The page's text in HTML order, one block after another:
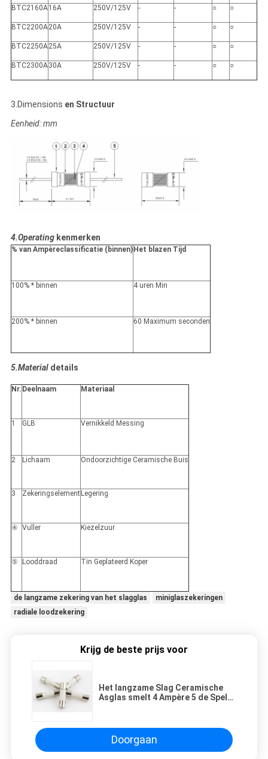
BTC2160A16A 250V/125V - - ○ ○
BTC2200A20A 250V/125V - - ○ ○
BTC2250A25A 250V/125V - - ○ ○
BTC2300A30A 250V/125V - - ○ ○
3.Dimensions en Structuur
Eenheid: mm
4.Operatingkenmerken
% van Ampèreclassificatie (binnen)Het blazen Tijd
100% * binnen 4 uren Min
200% * binnen 60 Maximum seconden
5.Materialdetails
Nr. Deelnaam Materiaal
1 GLB Vernikkeld Messing
2 Lichaam Ondoorzichtige Ceramische Buis
3 ZekeringselementLegering
④ Vuller Kiezelzuur
⑤ Looddraad Tin Geplateerd Koper
de langzame zekering van het slagglas
miniglaszekeringen
radiale loodzekering
Krijg de beste prijs voor
Het langzame Slag Ceramische
Asglas smelt 4 Ampère 5 de Speld
Doorgaan